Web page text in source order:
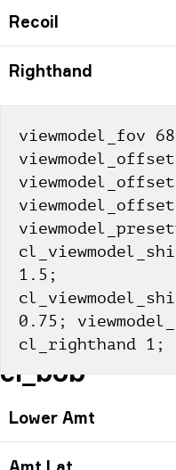
Recoil
Righthand
viewmodel_fov
1.5;
0.75;
cl_righthand 1;
cl_bob
Lower Amt